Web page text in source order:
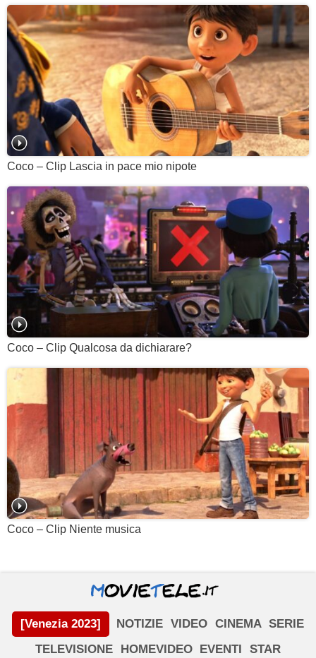
Coco – Clip Lascia in pace mio nipote
Coco – Clip Qualcosa da dichiarare?
Coco – Clip Niente musica
[Venezia 2023] NOTIZIE VIDEO CINEMA SERIE
TELEVISIONE
HOMEVIDEO EVENTI STAR